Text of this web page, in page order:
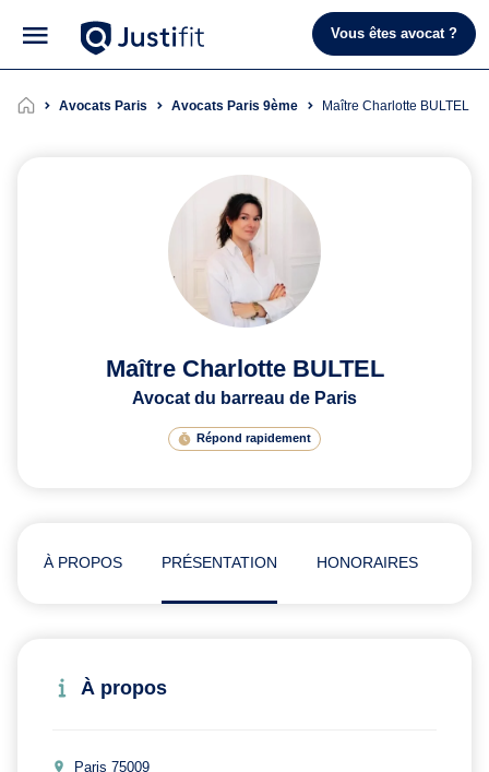
Vous êtes avocat ?
Avocats Paris Avocats Paris 9ème Maître Charlotte BULTEL
Maître Charlotte BULTEL
Avocat du barreau de Paris
Répond rapidement
À PROPOS PRÉSENTATION HONORAIRES
À propos
Paris 75009